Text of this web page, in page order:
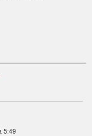
5:49